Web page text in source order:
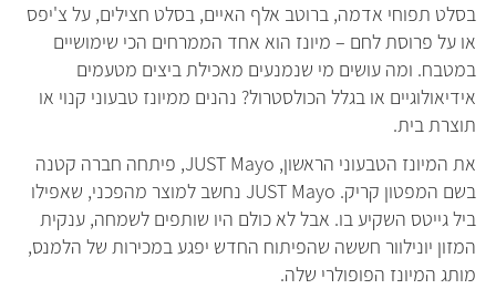
בסלט תפוחי אדמה, ברוטב אלף האיים, בסלט חצילים, על צ'יפס
או על פרוסת לחם – מיונז הוא אחד הממרחים הכי שימושיים
במטבח. ומה עושים מי שנמנעים מאכילת ביצים מטעמים
אידיאולוגיים או בגלל הכולסטרול? נהנים ממיונז טבעוני קנוי או
תוצרת בית.
את המיונז הטבעוני הראשון, JUST Mayo, פיתחה חברה קטנה
בשם המפטון קריק. JUST Mayo נחשב למוצר מהפכני, שאפילו
ביל גייטס השקיע בו. אבל לא כולם היו שותפים לשמחה, ענקית
המזון יונילוור חששה שהפיתוח החדש יפגע במכירות של הלמנס,
מותג המיונז הפופולרי שלה.